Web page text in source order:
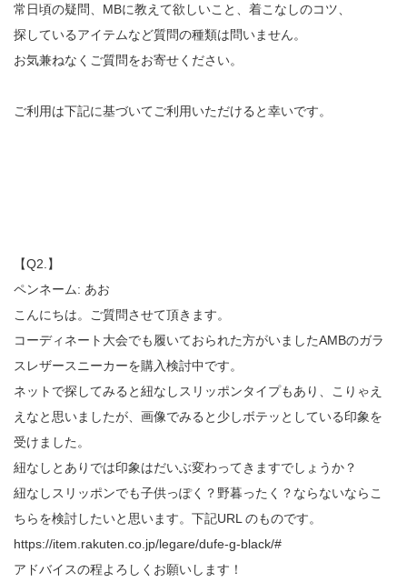
常日頃の疑問、MBに教えて欲しいこと、着こなしのコツ、
探しているアイテムなど質問の種類は問いません。
お気兼ねなくご質問をお寄せください。
ご利用は下記に基づいてご利用いただけると幸いです。
【Q2.】
ペンネーム: あお
こんにちは。ご質問させて頂きます。
コーディネート大会でも履いておられた方がいましたAMBのガラ
スレザースニーカーを購入検討中です。
ネットで探してみると紐なしスリッポンタイプもあり、こりゃえ
えなと思いましたが、画像でみると少しボテッとしている印象を
受けました。
紐なしとありでは印象はだいぶ変わってきますでしょうか？
紐なしスリッポンでも子供っぽく？野暮ったく？ならないならこ
ちらを検討したいと思います。下記URL のものです。
https://item.rakuten.co.jp/legare/dufe-g-black/#
アドバイスの程よろしくお願いします！